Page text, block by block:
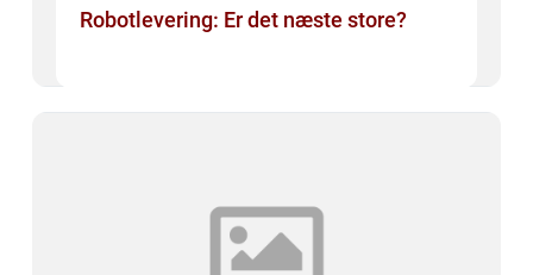
Robotlevering: Er det næste store?